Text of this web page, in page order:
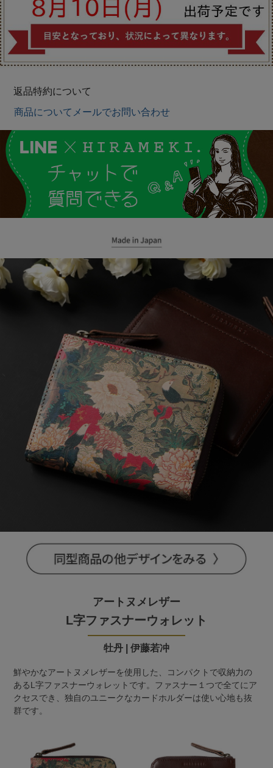
返品特約について
商品についてメールでお問い合わせ
アートヌメレザー
L字ファスナーウォレット
牡丹 | 伊藤若冲
鮮やかなアートヌメレザーを使用した、コンパクトで収納力の
あるL字ファスナーウォレットです。ファスナー１つで全てにア
クセスでき、独自のユニークなカードホルダーは使い心地も抜
群です。